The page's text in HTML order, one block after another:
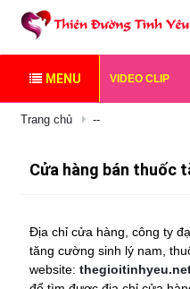
MENU VIDEO CLIP
Trang chủ --
Cửa hàng bán thuốc
Địa chỉ cửa hàng, công ty
tăng cường sinh lý nam,
website: